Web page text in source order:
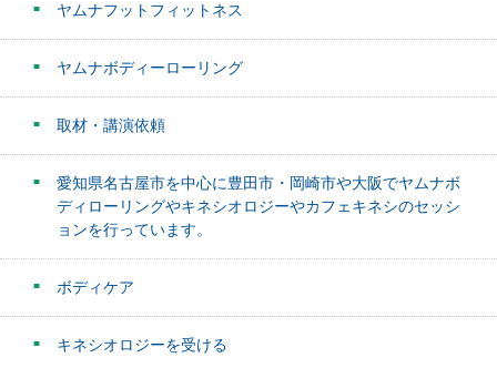
ヤムナフットフィットネス
ヤムナボディーローリング
取材・講演依頼
愛知県名古屋市を中心に豊田市・岡崎市や大阪でヤムナボ
ディローリングやキネシオロジーやカフェキネシのセッシ
ョンを行っています。
ボディケア
キネシオロジーを受ける